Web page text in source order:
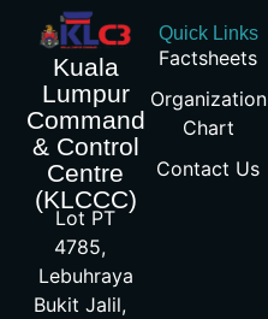
Kuala
Lumpur
Command
& Control
Centre
(KLCCC)
Lot PT
4785,
Lebuhraya
Bukit Jalil,
Quick Links
Factsheets
Organization
Chart
Contact Us